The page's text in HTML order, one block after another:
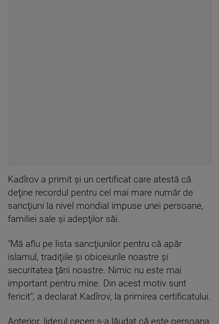
Kadîrov a primit şi un certificat care atestă că
deţine recordul pentru cel mai mare număr de
sancţiuni la nivel mondial impuse unei persoane,
familiei sale şi adepţilor săi.
"Mă aflu pe lista sancţiunilor pentru că apăr
islamul, tradiţiile şi obiceiurile noastre şi
securitatea ţării noastre. Nimic nu este mai
important pentru mine. Din acest motiv sunt
fericit", a declarat Kadîrov, la primirea certificatului.
Anterior, liderul cecen s-a lăudat că este persoana